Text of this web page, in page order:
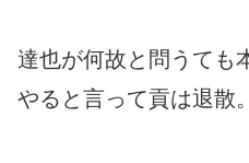
達也が何故と問うても
やると言って貢は退散。